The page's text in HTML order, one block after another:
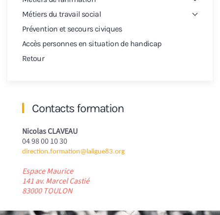
Métiers du travail social
Prévention et secours civiques
Accès personnes en situation de handicap
Retour
Contacts formation
Nicolas CLAVEAU
04 98 00 10 30
direction.formation@laligue83.org
Espace Maurice
141 av. Marcel Castié
83000 TOULON